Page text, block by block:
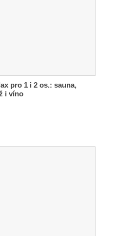
pro 1 i 2 os.: sauna,
i víno